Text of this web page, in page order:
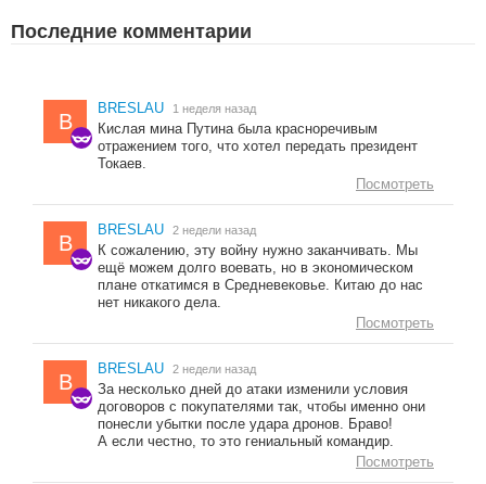
Последние комментарии
B
BRESLAU 1 неделя назад
Кислая мина Путина была красноречивым
отражением того, что хотел передать президент
Токаев.
Посмотреть
B
BRESLAU 2 недели назад
К сожалению, эту войну нужно заканчивать. Мы
ещё можем долго воевать, но в экономическом
плане откатимся в Средневековье. Китаю до нас
нет никакого дела.
Посмотреть
B
BRESLAU 2 недели назад
За несколько дней до атаки изменили условия
договоров с покупателями так, чтобы именно они
понесли убытки после удара дронов. Браво!
А если честно, то это гениальный командир.
Посмотреть